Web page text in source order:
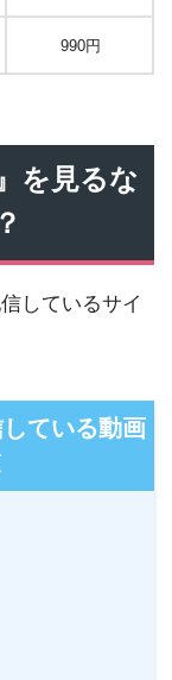
990円
を見るな
しているサイ
ている動画